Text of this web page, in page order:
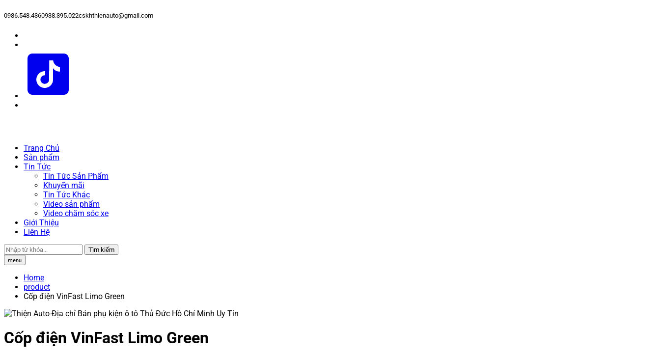
0986.548.4360938.395.022cskhthienauto@gmail.com
Trang Chủ
Sản phẩm
Tin Tức
Tin Tức Sản Phẩm
Khuyến mãi
Tin Tức Khác
Video sản phẩm
Video chăm sóc xe
Giới Thiệu
Liên Hệ
Tìm kiếm
menu
Home
product
Cốp điện VinFast Limo Green
Cốp điện VinFast Limo Green